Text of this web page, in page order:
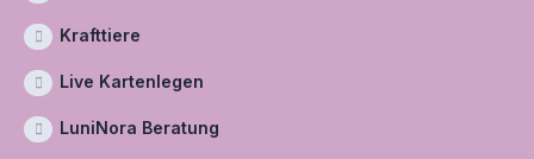
Krafttiere
Live Kartenlegen
LuniNora Beratung